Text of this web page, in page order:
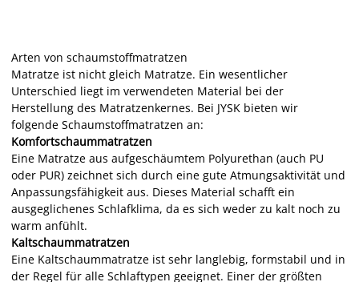
Arten von schaumstoffmatratzen
Matratze ist nicht gleich Matratze. Ein wesentlicher
Unterschied liegt im verwendeten Material bei der
Herstellung des Matratzenkernes. Bei JYSK bieten wir
folgende Schaumstoffmatratzen an:
Komfortschaummatratzen
Eine Matratze aus aufgeschäumtem Polyurethan (auch PU
oder PUR) zeichnet sich durch eine gute Atmungsaktivität und
Anpassungsfähigkeit aus. Dieses Material schafft ein
ausgeglichenes Schlafklima, da es sich weder zu kalt noch zu
warm anfühlt.
Kaltschaummatratzen
Eine Kaltschaummatratze ist sehr langlebig, formstabil und in
der Regel für alle Schlaftypen geeignet. Einer der größten